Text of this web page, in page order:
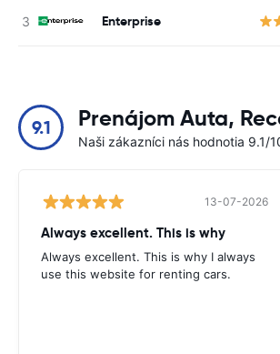
Enterprise
9.1 Prenájom Auta,
Naši zákazníci nás hodnotia 9.1/
13-07-2026
Always excellent. This is why
Always excellent. This is why I always
use this website for renting cars.